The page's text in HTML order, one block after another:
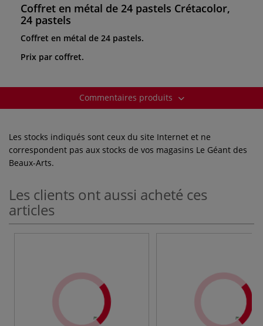
Coffret en métal de 24 pastels Crétacolor,
24 pastels
Coffret en métal de 24 pastels.
Prix par coffret.
Commentaires produits
Les stocks indiqués sont ceux du site Internet et ne
correspondent pas aux stocks de vos magasins Le Géant des
Beaux-Arts.
Les clients ont aussi acheté ces
articles